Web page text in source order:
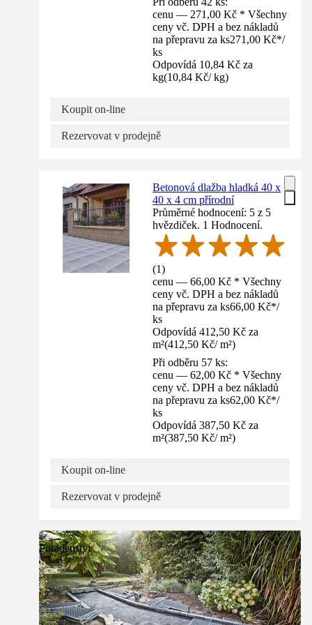
cenu — 271,00 Kč * Všechny
ceny vč. DPH a bez nákladů
na přepravu za ks271,00 Kč*/
ks
Odpovídá 10,84 Kč za
kg(10,84 Kč/ kg)
Koupit on-line
Rezervovat v prodejně
Betonová dlažba hladká 40 x
40 x 4 cm přírodní
Průměrné hodnocení: 5 z 5
hvězdiček. 1 Hodnocení.
(1)
cenu — 66,00 Kč * Všechny
ceny vč. DPH a bez nákladů
na přepravu za ks66,00 Kč*/
ks
Odpovídá 412,50 Kč za
m²(412,50 Kč/ m²)
Při odběru 57 ks:
cenu — 62,00 Kč * Všechny
ceny vč. DPH a bez nákladů
na přepravu za ks62,00 Kč*/
ks
Odpovídá 387,50 Kč za
m²(387,50 Kč/ m²)
Koupit on-line
Rezervovat v prodejně
Poradenství